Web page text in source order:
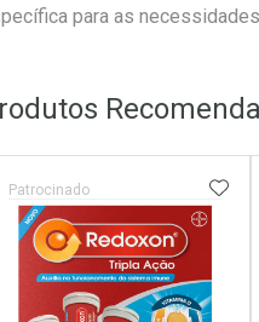
para as
Patrocinado